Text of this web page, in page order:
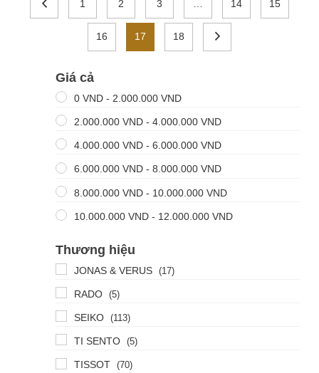
1 2 3 14 15
16 17 18
Giá cả
0 VND- 2.000.000 VND
2.000.000 VND- 4.000.000 VND
4.000.000 VND- 6.000.000 VND
6.000.000 VND- 8.000.000 VND
8.000.000 VND- 10.000.000 VND
10.000.000 VND- 12.000.000 VND
Thương hiệu
JONAS & VERUS (17)
RADO (5)
SEIKO (113)
TI SENTO (5)
TISSOT (70)